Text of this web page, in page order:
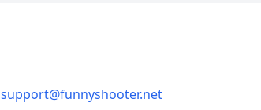
support@funnyshooter.net